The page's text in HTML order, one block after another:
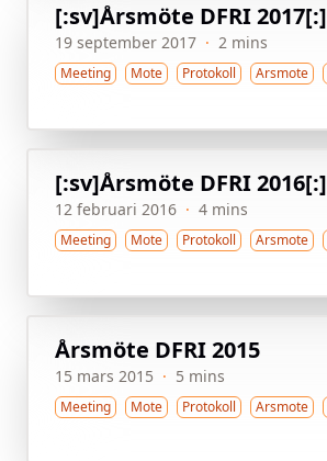
[:sv]Årsmöte DFRI 2017[:]
19 september 2017 · 2 mins
Meeting Mote Protokoll Arsmote
[:sv]Årsmöte DFRI 2016[:]
12 februari 2016 · 4 mins
Meeting Mote Protokoll Arsmote
Årsmöte DFRI 2015
15 mars 2015 · 5 mins
Meeting Mote Protokoll Arsmote